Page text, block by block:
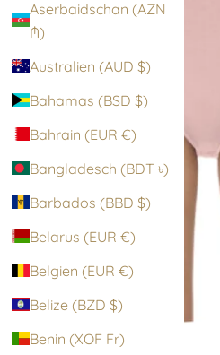
Aserbaidschan (AZN
₼)
Australien (AUD $)
Bahamas (BSD $)
Bahrain (EUR €)
Bangladesch (BDT ৳)
Barbados (BBD $)
Belarus (EUR €)
Belgien (EUR €)
Belize (BZD $)
Benin (XOF Fr)